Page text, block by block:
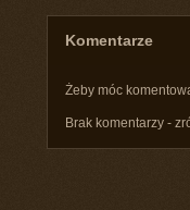
Komentarze
Żeby móc
Brak komentarzy -